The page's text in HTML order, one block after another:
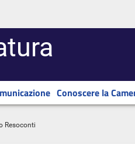
Conoscere la
Resoconti